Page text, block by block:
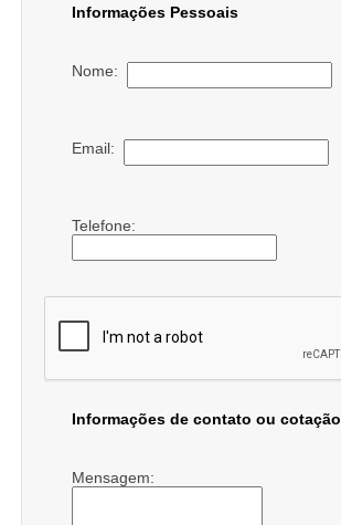
Informações Pessoais
Nome:
Email:
Telefone:
Informações de contato ou cotação
Mensagem: